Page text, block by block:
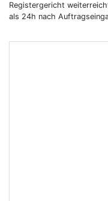
Registergericht
als 24h nach